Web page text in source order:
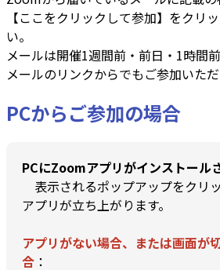
【ここをクリックして参加】をクリ
い。
メールは開催1週間前・前日・1時間
メールのリンクからでもご参加いただ
PCからご参加の場合
PCにZoomアプリがインストール
表示されるポップアップをクリ
アプリが立ち上がります。
アプリがない場合、または画面が
合 ：